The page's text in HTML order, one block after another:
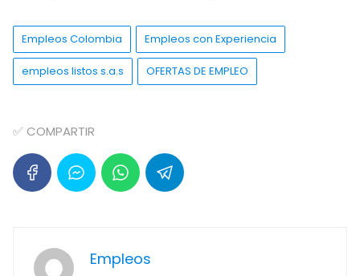
Empleos Colombia Empleos con Experiencia
empleos listos s.a.s OFERTAS DE EMPLEO
✅ COMPARTIR
Empleos